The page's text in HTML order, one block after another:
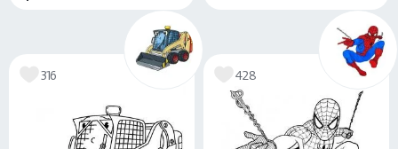
316 428